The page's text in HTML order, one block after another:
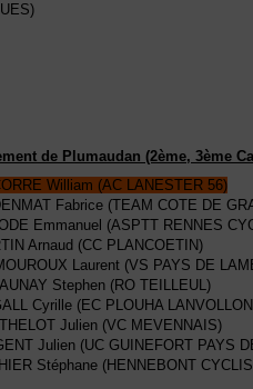
de Plumaudan (2ème, 3ème
William (AC LANESTER 56)
Fabrice (TEAM COTE DE
Emmanuel (ASPTT RENNES
Arnaud (CC PLANCOETIN)
Laurent (VS PAYS DE
Stephen (RO TEILLEUL)
Cyrille (EC PLOUHA
Julien (VC MEVENNAIS)
Julien (UC GUINEFORT PAYS
Stéphane (HENNEBONT